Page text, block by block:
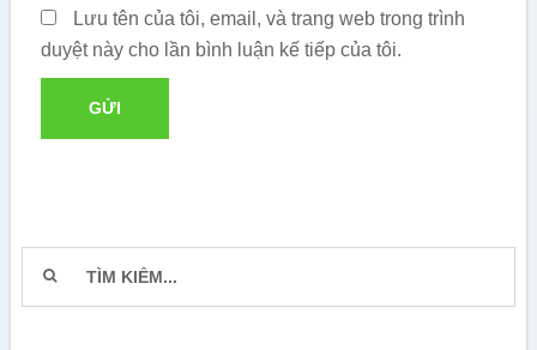
Lưu tên của tôi, email, và trang web trong trình
duyệt này cho lần bình luận kế tiếp của tôi.